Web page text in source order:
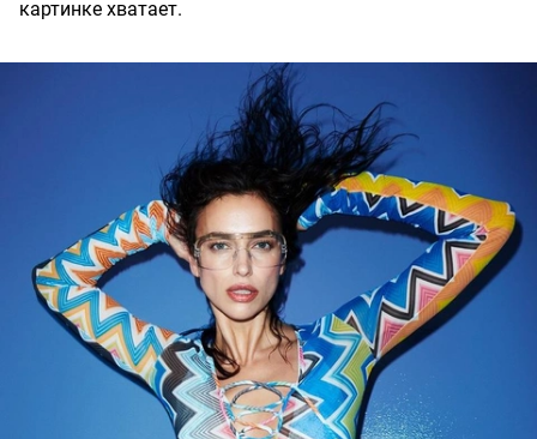
картинке хватает.